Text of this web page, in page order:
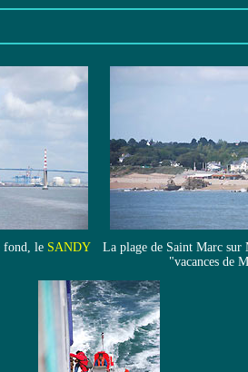
fond, le SANDY
La plage de Saint Marc sur
"vacances de